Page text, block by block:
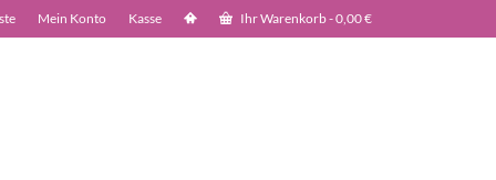
Mein Konto Kasse Ihr Warenkorb-0,00€